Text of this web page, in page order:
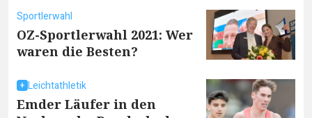
Sportlerwahl
OZ-Sportlerwahl 2021: Wer
waren die Besten?
Leichtathletik
Emder Läufer in den